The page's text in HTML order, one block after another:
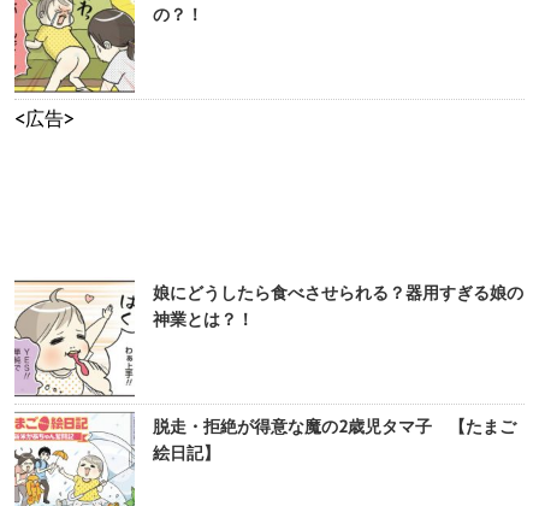
の？！
<広告>
娘にどうしたら食べさせられる？器用すぎる娘の
神業とは？！
脱走・拒絶が得意な魔の2歳児タマ子 【たまご
絵日記】